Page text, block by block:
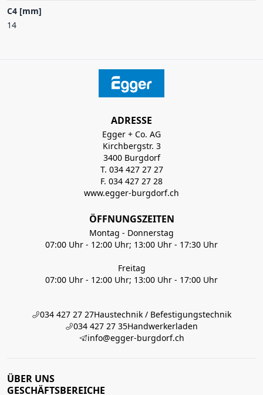
C4 [mm]
14
ADRESSE
Egger + Co. AG
Kirchbergstr. 3
3400 Burgdorf
T. 034 427 27 27
F. 034 427 27 28
www.egger-burgdorf.ch
ÖFFNUNGSZEITEN
Montag - Donnerstag
07:00 Uhr - 12:00 Uhr; 13:00 Uhr - 17:30 Uhr
Freitag
07:00 Uhr - 12:00 Uhr; 13:00 Uhr - 17:00 Uhr
034 427 27 27Haustechnik / Befestigungstechnik
034 427 27 35Handwerkerladen
info@egger-burgdorf.ch
ÜBER UNS
GESCHÄFTSBEREICHE